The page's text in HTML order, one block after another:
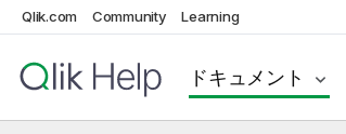
Qlik.com Community Learning
ドキュメント